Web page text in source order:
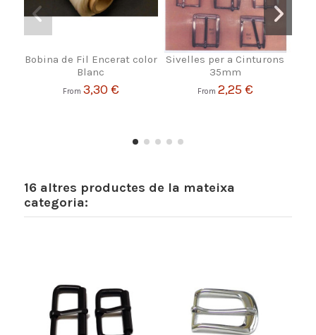
Bobina de Fil Encerat color
Blanc
From 3,30 €
Sivelles per a Cinturons
35mm
From 2,25 €
16 altres productes de la mateixa
categoria: